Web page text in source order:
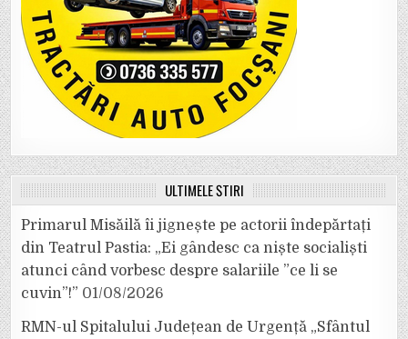
ULTIMELE ȘTIRI
Primarul Misăilă îi jignește pe actorii îndepărtați
din Teatrul Pastia: „Ei gândesc ca niște socialiști
atunci când vorbesc despre salariile ”ce li se
cuvin”!” 01/08/2026
RMN-ul Spitalului Județean de Urgență „Sfântul